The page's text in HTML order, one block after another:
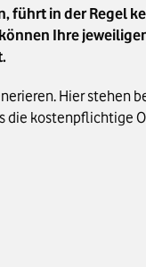
in der Regel
Ihre
Hier stehen
die kostenpflichtige